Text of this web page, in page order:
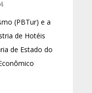
(PBTur) e a
de Hotéis
de Estado do